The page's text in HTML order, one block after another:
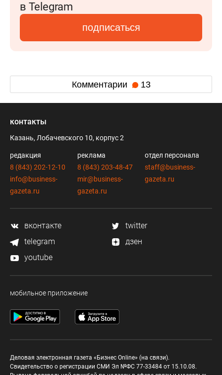
в Telegram
подписаться
Комментарии 13
контакты
Казань, Лобачевского 10, корпус 2
редакция
8 (843) 202-12-10
info@business-
gazeta.ru
реклама
8 (843) 203-48-47
mir@business-
gazeta.ru
отдел персонала
staff@business-
gazeta.ru
вконтакте
twitter
telegram
дзен
youtube
мобильное приложение
Деловая электронная газета «Бизнес Online» (на связи).
Свидетельство о регистрации СМИ Эл №ФС 77-33484 от 15.10.08.